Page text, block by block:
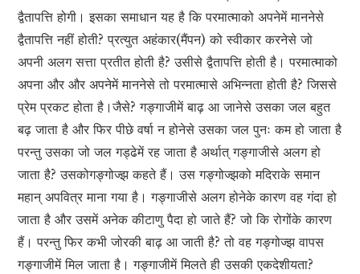
द्वैतापत्ति होगी। इसका समाधान यह है कि परमात्माको अपनेमें माननेसे
द्वैतापत्ति नहीं होती? प्रत्युत अहंकार(मैंपन) को स्वीकार करनेसे जो
अपनी अलग सत्ता प्रतीत होती है? उसीसे द्वैतापत्ति होती है। परमात्माको
अपना और और अपनेमें माननेसे तो परमात्मासे अभिन्नता होती है? जिससे
प्रेम प्रकट होता है।जैसे? गङ्गाजीमें बाढ़ आ जानेसे उसका जल बहुत
बढ़ जाता है और फिर पीछे वर्षा न होनेसे उसका जल पुनः कम हो जाता है
परन्तु उसका जो जल गड्ढेमें रह जाता है अर्थात् गङ्गाजीसे अलग हो
जाता है? उसकोगङ्गोज्झ कहते हैं। उस गङ्गोज्झको मदिराके समान
महान् अपवित्र माना गया है। गङ्गाजीसे अलग होनेके कारण वह गंदा हो
जाता है और उसमें अनेक कीटाणु पैदा हो जाते हैं? जो कि रोगोंके कारण
हैं। परन्तु फिर कभी जोरकी बाढ़ आ जाती है? तो वह गङ्गोज्झ वापस
गङ्गाजीमें मिल जाता है। गङ्गाजीमें मिलते ही उसकी एकदेशीयता?